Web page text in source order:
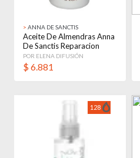
> ANNA DE SANCTIS
Aceite De Almendras Anna
De Sanctis Reparacion
Capilar 120ml
POR ELENA DIFUSIÓN
$6.881
128